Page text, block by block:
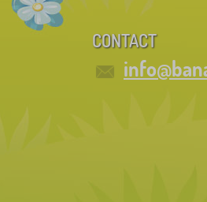
CONTACT